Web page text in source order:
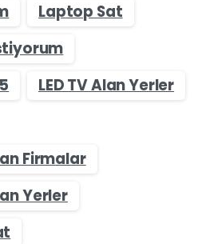
Laptop Sat
LED TV Alan Yerler
Firmalar
Yerler